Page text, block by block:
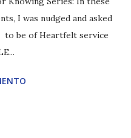
I was nudged and asked
to be of Heartfelt service